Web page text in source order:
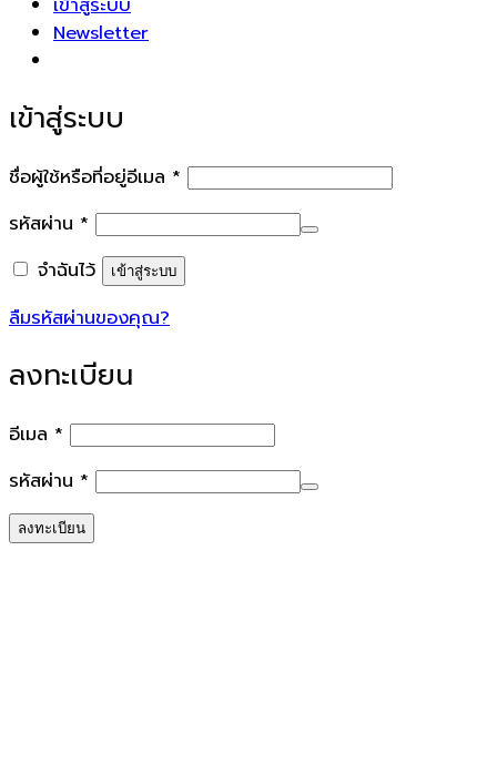
Newsletter
เข้าสู่ระบบ
ชื่อผู้ใช้หรือที่อยู่อีเมล * ต้องการ
รหัสผ่าน * ต้องการ
จำฉันไว้
เข้าสู่ระบบ
ลืมรหัสผ่านของคุณ?
ลงทะเบียน
อีเมล * ต้องการ
รหัสผ่าน * ต้องการ
ลงทะเบียน